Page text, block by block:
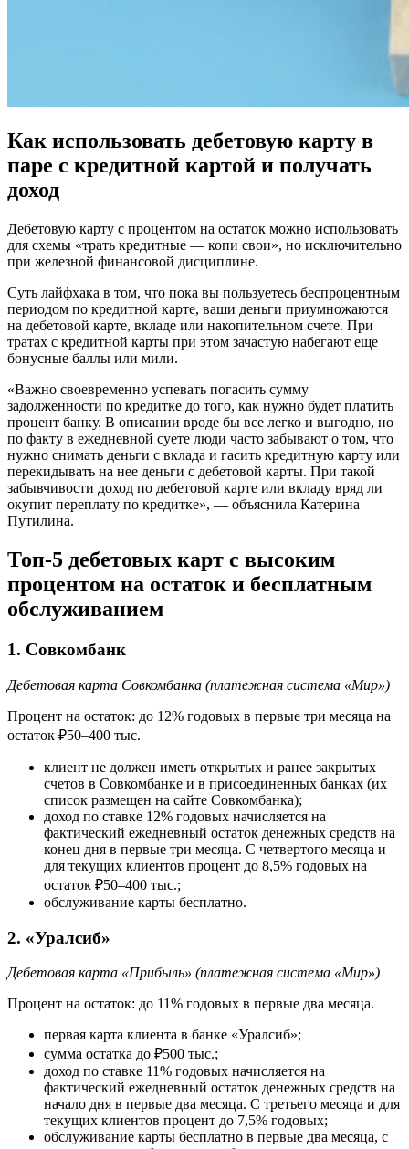
Как использовать дебетовую карту в
паре с кредитной картой и получать
доход
Дебетовую карту с процентом на остаток можно использовать
для схемы «трать кредитные — копи свои», но исключительно
при железной финансовой дисциплине.
Суть лайфхака в том, что пока вы пользуетесь беспроцентным
периодом по кредитной карте, ваши деньги приумножаются
на дебетовой карте, вкладе или накопительном счете. При
тратах с кредитной карты при этом зачастую набегают еще
бонусные баллы или мили.
«Важно своевременно успевать погасить сумму
задолженности по кредитке до того, как нужно будет платить
процент банку. В описании вроде бы все легко и выгодно, но
по факту в ежедневной суете люди часто забывают о том, что
нужно снимать деньги с вклада и гасить кредитную карту или
перекидывать на нее деньги с дебетовой карты. При такой
забывчивости доход по дебетовой карте или вкладу вряд ли
окупит переплату по кредитке», — объяснила Катерина
Путилина.
Топ-5 дебетовых карт с высоким
процентом на остаток и бесплатным
обслуживанием
1. Совкомбанк
Дебетовая карта Совкомбанка (платежная система «Мир»)
Процент на остаток: до 12% годовых в первые три месяца на
остаток ₽50–400 тыс.
клиент не должен иметь открытых и ранее закрытых
счетов в Совкомбанке и в присоединенных банках (их
список размещен на сайте Совкомбанка);
доход по ставке 12% годовых начисляется на
фактический ежедневный остаток денежных средств на
конец дня в первые три месяца. С четвертого месяца и
для текущих клиентов процент до 8,5% годовых на
остаток ₽50–400 тыс.;
обслуживание карты бесплатно.
2. «Уралсиб»
Дебетовая карта «Прибыль» (платежная система «Мир»)
Процент на остаток: до 11% годовых в первые два месяца.
первая карта клиента в банке «Уралсиб»;
сумма остатка до ₽500 тыс.;
доход по ставке 11% годовых начисляется на
фактический ежедневный остаток денежных средств на
начало дня в первые два месяца. С третьего месяца и для
текущих клиентов процент до 7,5% годовых;
обслуживание карты бесплатно в первые два месяца, с